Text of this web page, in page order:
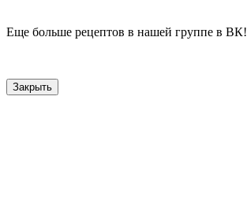
Еще больше рецептов в нашей группе в ВК!
Закрыть